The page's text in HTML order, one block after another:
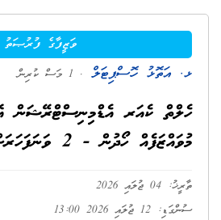
ވަޒީފާގެ ފުރުޞަތު
ޅ. އަތޮޅު ހޮސްޕިޓަލް . 1 މަސް ކުރިން
ހެލްތް ކެއަރ އެޑްމިނިސްޓްރޭޝަން
މުވައްޒަފެއް ހޯދުން - 2 ވަނަފަހަރަށް ކުރެވޭ އިޢުލާން
ތާރީޚު: 04 ޖުލައި 2026
ސުންގަޑި: 12 ޖުލައި 2026 13:00